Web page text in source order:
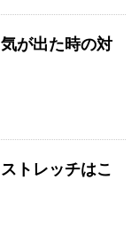
が出た時の対
トレッチはこ